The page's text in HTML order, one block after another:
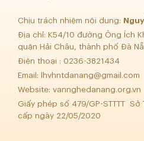
Chịu trách nhiệm nội dung:
Địa chỉ: K54/10 đường Ông Ích
quận Hải Châu, thành phố Đà
Điện thoại : 0236-3821434
Email:
lhvhntdanang@gmail.com
Website: vannghedanang.org.vn
Giấy phép số 479/GP-STTTT
cấp ngày 22/05/2020